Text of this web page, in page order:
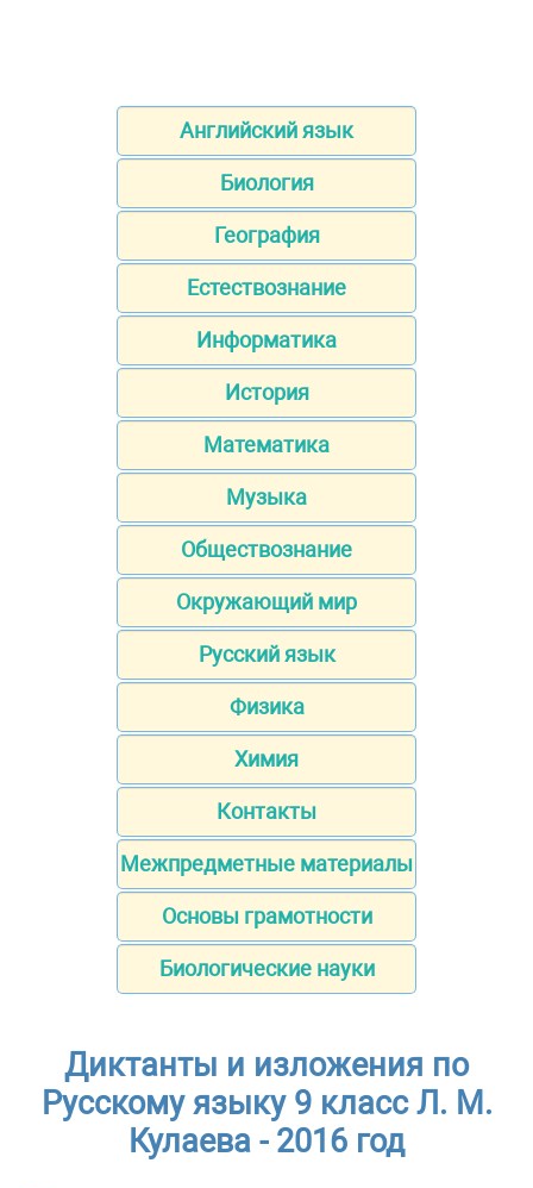
Английский язык
Биология
География
Естествознание
Информатика
История
Математика
Музыка
Обществознание
Окружающий мир
Русский язык
Физика
Химия
Контакты
Межпредметные материалы
Основы грамотности
Биологические науки
Диктанты и изложения по
Русскому языку 9 класс Л. М.
Кулаева - 2016 год